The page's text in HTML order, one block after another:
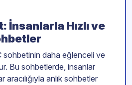
İnsanlarla Hızlı ve
sohbetinin daha eğlenceli ve
Bu sohbetlerde, insanlar
aracılığıyla anlık sohbetler